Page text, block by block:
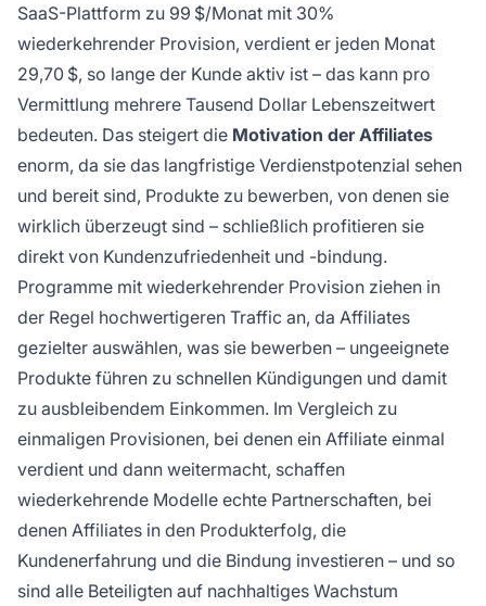
SaaS-Plattform zu 99 $/Monat mit 30%
wiederkehrender Provision, verdient er jeden Monat
29,70 $, so lange der Kunde aktiv ist – das kann pro
Vermittlung mehrere Tausend Dollar Lebenszeitwert
bedeuten. Das steigert die Motivation der Affiliates
enorm, da sie das langfristige Verdienstpotenzial sehen
und bereit sind, Produkte zu bewerben, von denen sie
wirklich überzeugt sind – schließlich profitieren sie
direkt von Kundenzufriedenheit und -bindung.
Programme mit wiederkehrender Provision ziehen in
der Regel hochwertigeren Traffic an, da Affiliates
gezielter auswählen, was sie bewerben – ungeeignete
Produkte führen zu schnellen Kündigungen und damit
zu ausbleibendem Einkommen. Im Vergleich zu
einmaligen Provisionen, bei denen ein Affiliate einmal
verdient und dann weitermacht, schaffen
wiederkehrende Modelle echte Partnerschaften, bei
denen Affiliates in den Produkterfolg, die
Kundenerfahrung und die Bindung investieren – und so
sind alle Beteiligten auf nachhaltiges Wachstum